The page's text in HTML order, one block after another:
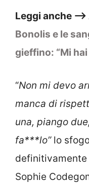
Leggi anche –>
Bonolis e le
gieffino: “Mi
“Non mi devo
manca di
una, piango
fa***lo” lo
Sophie